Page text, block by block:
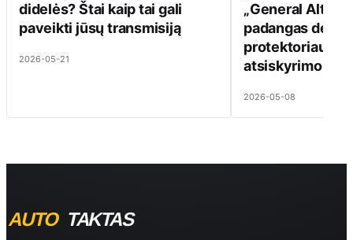
didelės? Štai kaip tai gali
paveikti jūsų transmisiją
2026-05-21
„General
padangas dėl
protektoriaus
atsiskyrimo
2026-05-08